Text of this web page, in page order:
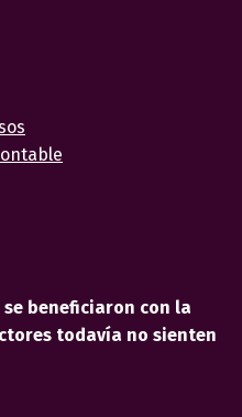
beneficiaron con la
todavía no sienten